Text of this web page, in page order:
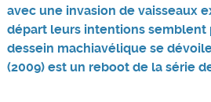
avec une invasion de vaisseaux
départ leurs intentions semblent
dessein machiavélique se
(2009) est un reboot de la série